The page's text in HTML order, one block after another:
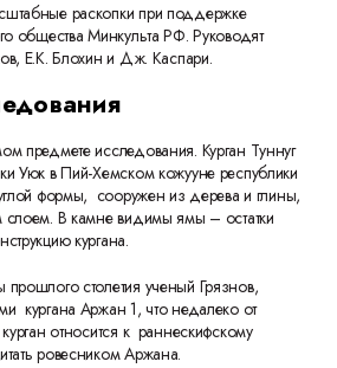
раскопки при поддержке
общества Минкульта РФ.Руководят
Е.К. Блохин и Дж. Каспари.
предмете исследования. Курган Туннуг
Уюк в Пий-Хемском кожууне республики
формы, сооружен из дерева и глины,
слоем. В камне видимы ямы – остатки
кургана.
столетия ученый Грязнов,
кургана Аржан 1, что недалеко от
относится к раннескифскому
ровесником Аржана.